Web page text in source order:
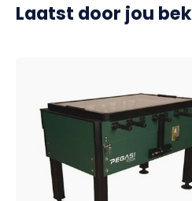
Laatst door jou